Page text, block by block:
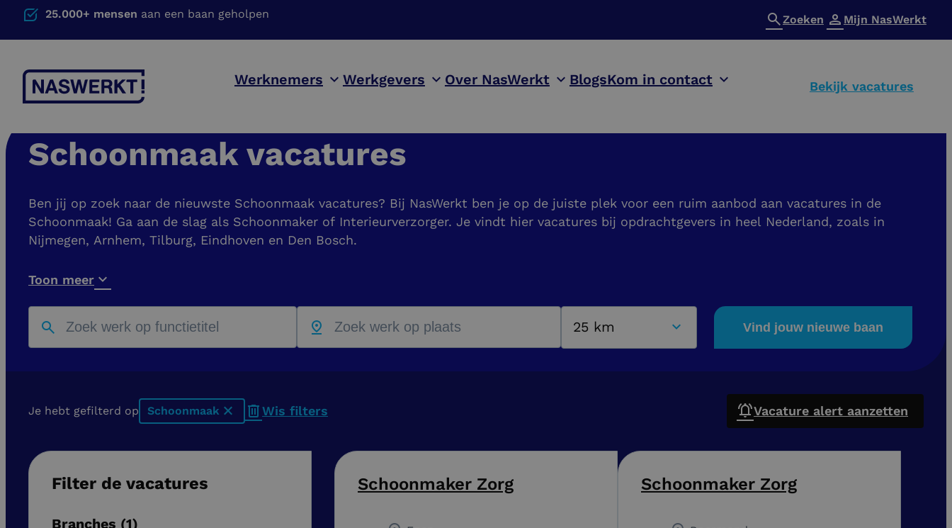
25.000+ mensen aan een baan geholpen Zoeken Mijn NasWerkt
Werknemers Werkgevers Over NasWerkt BlogsKom in contact Bekijk vacatures
Schoonmaak vacatures
Ben jij op zoek naar de nieuwste Schoonmaak vacatures? Bij NasWerkt ben je op de juiste plek voor een ruim aanbod aan vacatures in de
Schoonmaak! Ga aan de slag als Schoonmaker of Interieurverzorger. Je vindt hier vacatures bij opdrachtgevers in heel Nederland, zoals in
Nijmegen, Arnhem, Tilburg, Eindhoven en Den Bosch.
Toon meer
25 km Vind jouw nieuwe baan
Je hebt gefilterd op Schoonmaak Wis filters Vacature alert aanzetten
Filter de vacatures
Branches 1
Schoonmaker Zorg Schoonmaker Zorg